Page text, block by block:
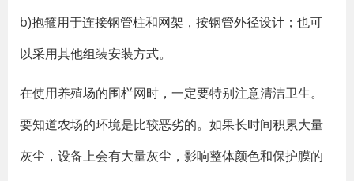
b)抱箍用于连接钢管柱和网架，按钢管外径设计；也可
以采用其他组装安装方式。
在使用养殖场的围栏网时，一定要特别注意清洁卫生。
要知道农场的环境是比较恶劣的。如果长时间积累大量
灰尘，设备上会有大量灰尘，影响整体颜色和保护膜的